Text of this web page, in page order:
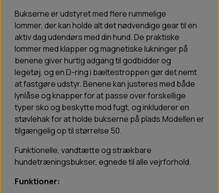
Bukserne er udstyret med flere rummelige
lommer, der kan holde alt det nødvendige gear til en
aktiv dag udendørs med din hund. De praktiske
lommer med klapper og magnetiske lukninger på
benene giver hurtig adgang til godbidder og
legetøj, og en D-ring i bæltestroppen gør det nemt
at fastgøre udstyr. Benene kan justeres med både
lynlåse og knapper for at passe over forskellige
typer sko og beskytte mod fugt, og inkluderer en
støvlehak for at holde bukserne på plads.Modellen er
tilgængelig op til størrelse 50.
Funktionelle, vandtætte og strækbare
hundetræningsbukser, egnede til alle vejrforhold.
Funktioner: